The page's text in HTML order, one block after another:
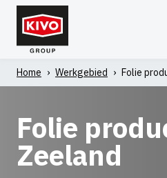
Skip
content
Zoeken
Kennisbank Contact
Home › Werkgebied › Folie
Folie
Zeeland